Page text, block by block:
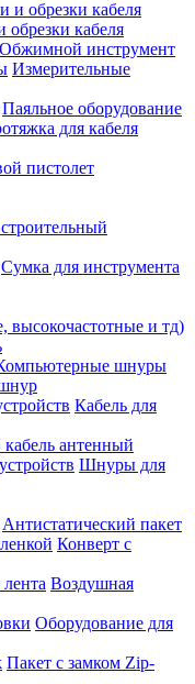
обрезки кабеля
Обжимной инструмент
Измерительные
Паяльное оборудование
для кабеля
пистолет
Сумка для инструмента
и тд)
шнуры
Кабель для
антенный
Шнуры для
Антистатический пакет
Конверт с
Воздушная
Оборудование для
Пакет с замком Zip-